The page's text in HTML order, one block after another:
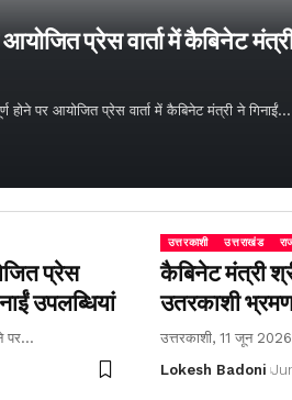
प्रेस वार्ता में कैबिनेट
पर आयोजित प्रेस वार्ता में कैबिनेट मंत्री ने गिनाईं…
प्रेस
उपलब्धियां
पर…
उत्तरकाशी उत्तराखंड
कैबिनेट मंत्री
उतरकाशी
उत्तरकाशी, 11 जून
Lokesh Badoni